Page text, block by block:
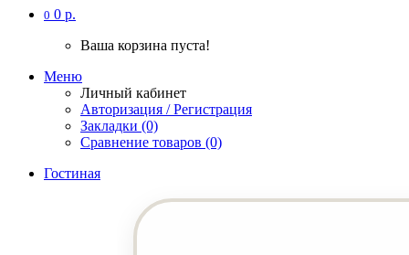
0 0 р.
Ваша корзина пуста!
Меню
Личный кабинет
Авторизация / Регистрация
Закладки (0)
Сравнение товаров (0)
Гостиная